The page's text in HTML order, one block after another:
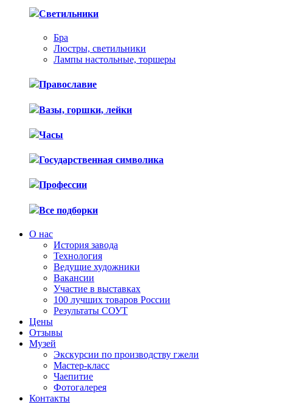
Светильники
Бра
Люстры, светильники
Лампы настольные, торшеры
Православие
Вазы, горшки, лейки
Часы
Государственная символика
Профессии
Все подборки
О нас
История завода
Технология
Ведущие художники
Вакансии
Участие в выставках
100 лучших товаров России
Результаты СОУТ
Цены
Отзывы
Музей
Экскурсии по производству гжели
Мастер-класс
Чаепитие
Фотогалерея
Контакты